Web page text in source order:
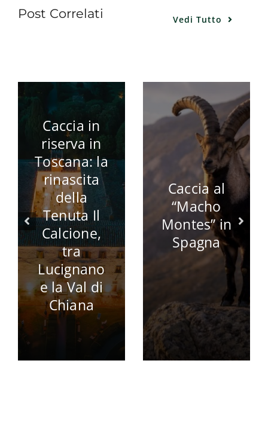
Post Correlati Vedi Tutto
Caccia in
riserva in
Toscana: la
rinascita
della
Tenuta Il
Calcione,
tra
Lucignano
e la Val di
Chiana
Caccia al
“Macho
Montes” in
Spagna